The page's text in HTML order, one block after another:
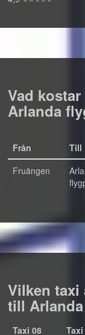
Vad
Arlanda
Från Till
Fruängen
Vilken taxi
till
Taxi 08